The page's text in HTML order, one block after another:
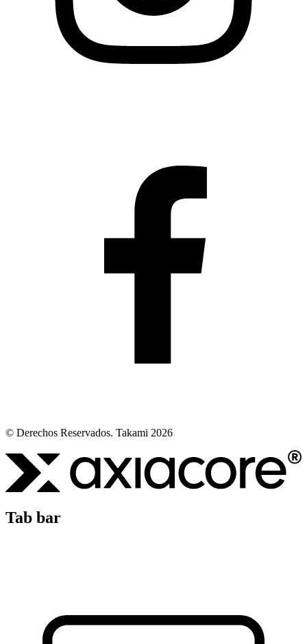
© Derechos Reservados. Takami 2026
Tab bar